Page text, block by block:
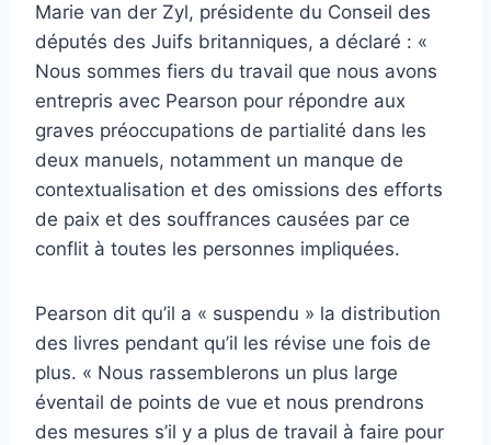
Marie van der Zyl, présidente du Conseil des
députés des Juifs britanniques, a déclaré : «
Nous sommes fiers du travail que nous avons
entrepris avec Pearson pour répondre aux
graves préoccupations de partialité dans les
deux manuels, notamment un manque de
contextualisation et des omissions des efforts
de paix et des souffrances causées par ce
conflit à toutes les personnes impliquées.
Pearson dit qu’il a « suspendu » la distribution
des livres pendant qu’il les révise une fois de
plus. « Nous rassemblerons un plus large
éventail de points de vue et nous prendrons
des mesures s’il y a plus de travail à faire pour